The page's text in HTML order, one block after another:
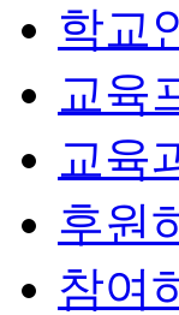
학교
교육
교육
후원
참여